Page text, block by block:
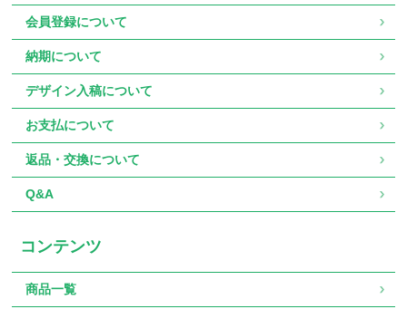
会員登録について
納期について
デザイン入稿について
お支払について
返品・交換について
Q&A
コンテンツ
商品一覧